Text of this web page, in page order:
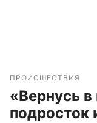
ПРОИСШЕСТВИЯ
«Вернусь в
подросток